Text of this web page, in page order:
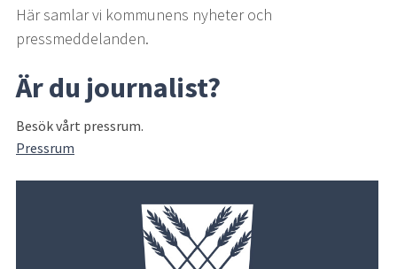
Här samlar vi kommunens nyheter och
pressmeddelanden.
Är du journalist?
Besök vårt pressrum.
Pressrum